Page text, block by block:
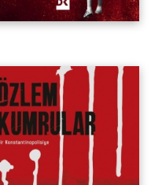
Bir Konstantinopolisiye